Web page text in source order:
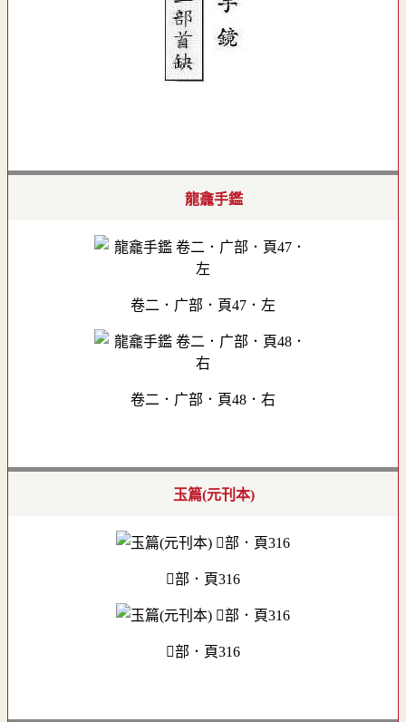
龍龕手鑑
卷二．广部．頁47．左
卷二．广部．頁48．右
玉篇(元刊本)
部．頁316
部．頁316